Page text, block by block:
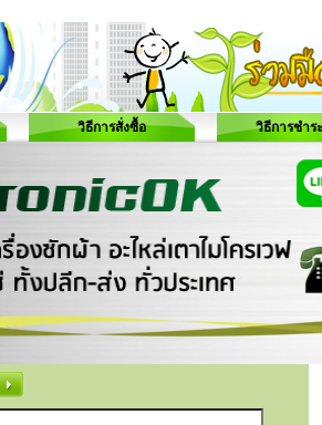
วิธีการสั่งซื้อ วิธีการชำร